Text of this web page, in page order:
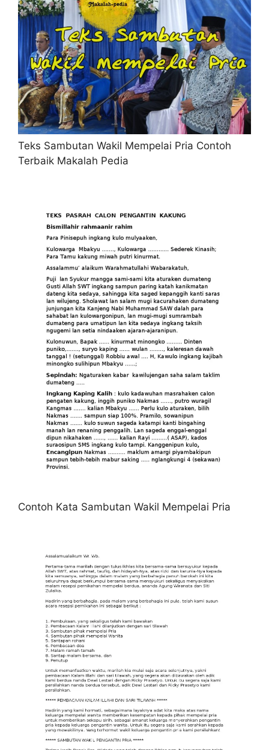
Teks Sambutan Wakil Mempelai Pria Contoh
Terbaik Makalah Pedia
Contoh Kata Sambutan Wakil Mempelai Pria